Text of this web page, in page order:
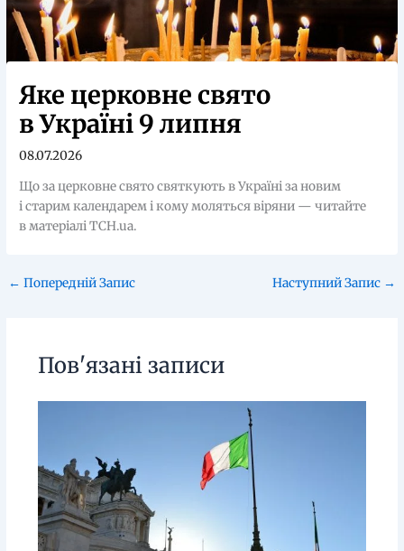
Яке церковне свято
в Україні 9 липня
08.07.2026
Що за церковне свято святкують в Україні за новим
і старим календарем і кому моляться віряни — читайте
в матеріалі ТСН.ua.
← Попередній Запис Наступний Запис →
Пов'язані записи